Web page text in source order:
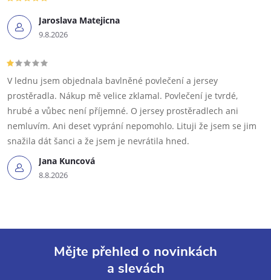
Jaroslava Matejicna
9.8.2026
Jana Kuncová
8.8.2026
V lednu jsem objednala bavlněné povlečení a jersey
prostěradla. Nákup mě velice zklamal. Povlečení je tvrdé,
hrubé a vůbec není příjemné. O jersey prostěradlech ani
nemluvím. Ani deset vyprání nepomohlo. Lituji že jsem se jim
snažila dát šanci a že jsem je nevrátila hned.
Mějte přehled o novinkách
a slevách